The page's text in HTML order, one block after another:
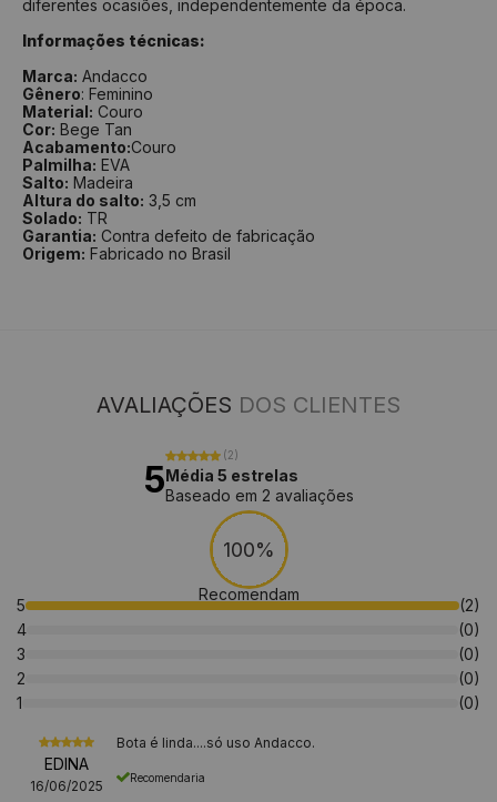
diferentes ocasiões, independentemente da época.
Informações técnicas:
Marca: Andacco
Gênero: Feminino
Material: Couro
Cor: Bege Tan
Acabamento:Couro
Palmilha: EVA
Salto: Madeira
Altura do salto: 3,5 cm
Solado: TR
Garantia: Contra defeito de fabricação
Origem: Fabricado no Brasil
AVALIAÇÕES DOS CLIENTES
5
(2)
Média 5 estrelas
Baseado em 2 avaliações
100%
Recomendam
5
(2)
4
(0)
3
(0)
2
(0)
1
(0)
EDINA
16/06/2025
Bota é linda....só uso Andacco.
Recomendaria